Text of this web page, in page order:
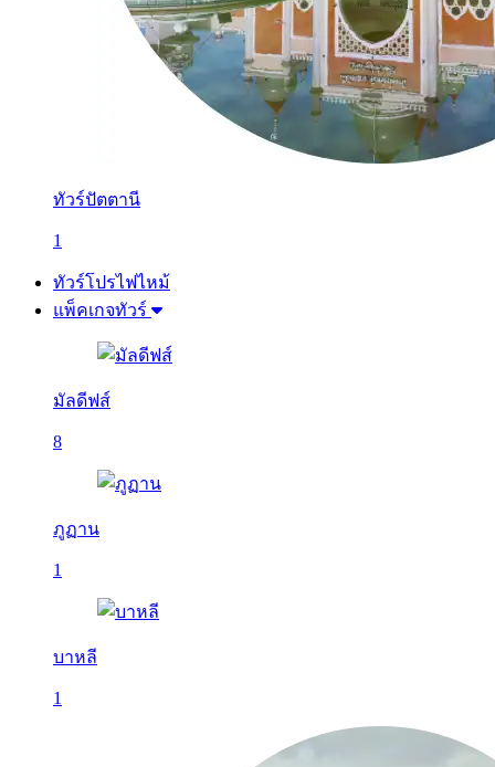
ทัวร์ปัตตานี
1
ทัวร์โปรไฟไหม้
แพ็คเกจทัวร์
มัลดีฟส์
8
ภูฏาน
1
บาหลี
1